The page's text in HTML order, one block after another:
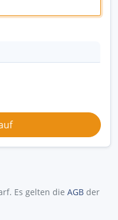
Es gelten die AGB der